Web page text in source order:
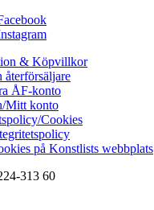
& Köpvillkor
återförsäljare
ÅF-konto
Mitt konto
Cookies
på Konstlists webbplats
313 60